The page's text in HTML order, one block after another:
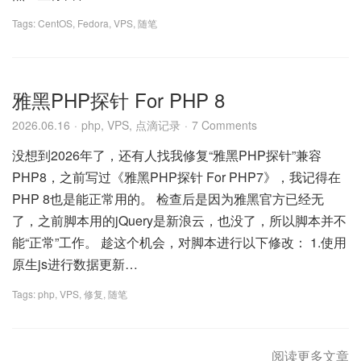
Tags:CentOS Fedora VPS 随笔
雅黑PHP探针 For PHP 8
2026.06.16 php, VPS, 点滴记录 7 Comments
没想到2026年了，还有人找我修复“雅黑PHP探针”兼容
PHP8，之前写过《雅黑PHP探针 For PHP7》，我记得在
PHP 8也是能正常用的。 检查后是因为雅黑官方已经无
了，之前脚本用的jQuery是新浪云，也没了，所以脚本并不
能“正常”工作。 趁这个机会，对脚本进行以下修改： 1.使用
原生js进行数据更新…
Tags:php VPS 修复 随笔
阅读更多文章